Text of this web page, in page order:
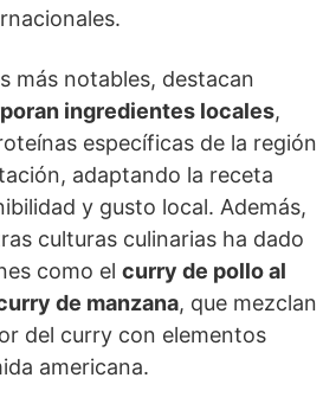
más notables, destacan
ingredientes locales,
específicas de la región
adaptando la receta
y gusto local. Además,
culturas culinarias ha dado
como el curry de pollo al
de manzana, que mezclan
del curry con elementos
americana.